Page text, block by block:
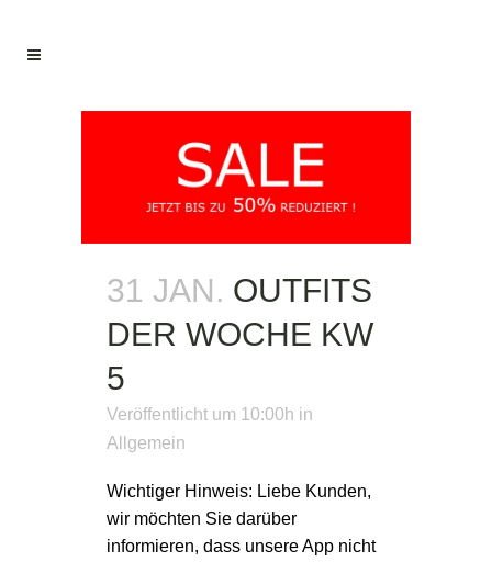
31 JAN. OUTFITS
DER WOCHE KW
5
Veröffentlicht um 10:00h in
Allgemein
Wichtiger Hinweis: Liebe Kunden,
wir möchten Sie darüber
informieren, dass unsere App nicht